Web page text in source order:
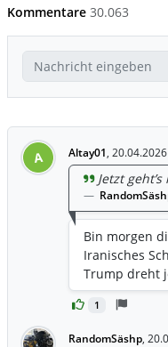
Kommentare 30.063
A Altay01,
1
Jetzt
Bin morgen
Iranisches
Trump dreht
RandomSäshp,